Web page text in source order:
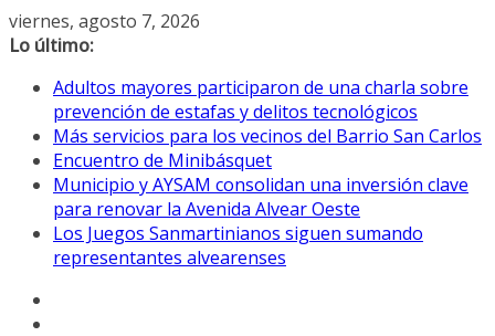
Saltar
al
viernes, agosto 7, 2026
Lo último:
Adultos mayores participaron de una charla sobre
prevención de estafas y delitos tecnológicos
Más servicios para los vecinos del Barrio San Carlos
Encuentro de Minibásquet
Municipio y AYSAM consolidan una inversión clave
para renovar la Avenida Alvear Oeste
Los Juegos Sanmartinianos siguen sumando
representantes alvearenses